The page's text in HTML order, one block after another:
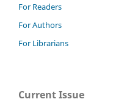
For Readers
For Authors
For Librarians
Current Issue